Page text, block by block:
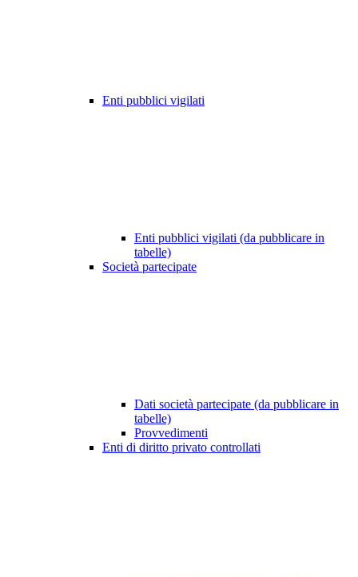
Enti pubblici vigilati
Enti pubblici vigilati (da pubblicare in
tabelle)
Società partecipate
Dati società partecipate (da pubblicare in
tabelle)
Provvedimenti
Enti di diritto privato controllati